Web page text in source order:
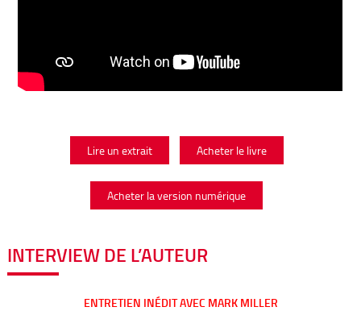
Lire un extrait Acheter le livre
Acheter la version numérique
INTERVIEW DE L’AUTEUR
ENTRETIEN INÉDIT AVEC MARK MILLER